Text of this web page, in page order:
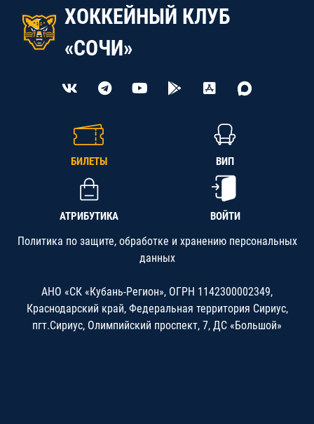
ХОККЕЙНЫЙ КЛУБ
«СОЧИ»
БИЛЕТЫ ВИП
АТРИБУТИКА ВОЙТИ
Политика по защите, обработке и хранению персональных
данных
АНО «СК «Кубань-Регион», ОГРН 1142300002349,
Краснодарский край, Федеральная территория Сириус,
пгт.Сириус, Олимпийский проспект, 7, ДС «Большой»